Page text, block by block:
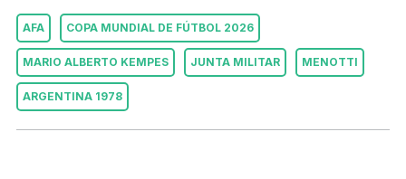
AFA COPA MUNDIAL DE FÚTBOL 2026
MARIO ALBERTO KEMPES JUNTA MILITAR MENOTTI
ARGENTINA 1978